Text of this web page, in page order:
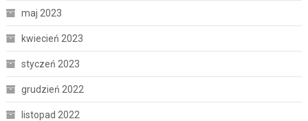
maj 2023
kwiecień 2023
styczeń 2023
grudzień 2022
listopad 2022